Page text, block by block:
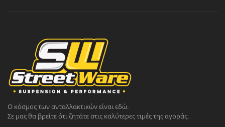
Ο κόσμος των ανταλλακτικών είναι εδώ.
Σε μας θα βρείτε ότι ζητάτε στις καλύτερες τιμές της αγοράς.